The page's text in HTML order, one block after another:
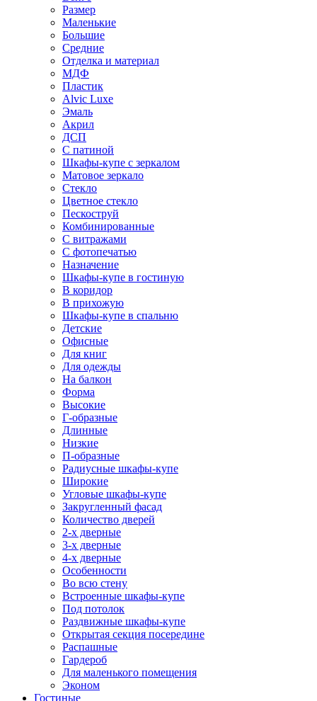
Размер
Маленькие
Большие
Средние
Отделка и материал
МДФ
Пластик
Alvic Luxe
Эмаль
Акрил
ДСП
С патиной
Шкафы-купе с зеркалом
Матовое зеркало
Стекло
Цветное стекло
Пескоструй
Комбинированные
С витражами
С фотопечатью
Назначение
Шкафы-купе в гостиную
В коридор
В прихожую
Шкафы-купе в спальню
Детские
Офисные
Для книг
Для одежды
На балкон
Форма
Высокие
Г-образные
Длинные
Низкие
П-образные
Радиусные шкафы-купе
Широкие
Угловые шкафы-купе
Закругленный фасад
Количество дверей
2-х дверные
3-х дверные
4-х дверные
Особенности
Во всю стену
Встроенные шкафы-купе
Под потолок
Раздвижные шкафы-купе
Открытая секция посередине
Распашные
Гардероб
Для маленького помещения
Эконом
Гостиные